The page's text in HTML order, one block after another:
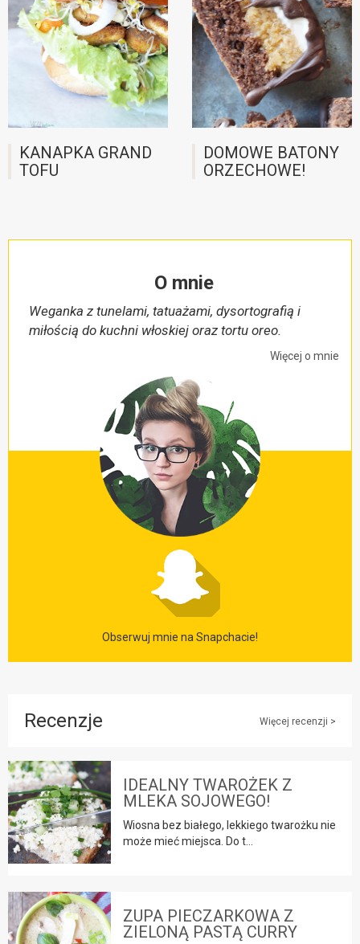
KANAPKA GRAND
TOFU
DOMOWE BATONY
ORZECHOWE!
O mnie
Weganka z tunelami, tatuażami, dysortografią i
miłością do kuchni włoskiej oraz tortu oreo.
Więcej o mnie
Obserwuj mnie na Snapchacie!
Recenzje Więcej recenzji >
IDEALNY TWAROŻEK Z
MLEKA SOJOWEGO!
Wiosna bez białego, lekkiego twarożku nie
może mieć miejsca. Do t...
ZUPA PIECZARKOWA Z
ZIELONĄ PASTĄ CURRY